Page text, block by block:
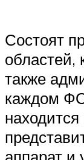
Состоят
областей,
также
каждом